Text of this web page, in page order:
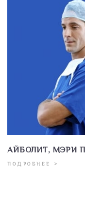
АЙБОЛИТ, МЭРИ
ПОДРОБНЕЕ >